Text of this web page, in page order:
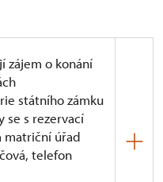
zájem o konání
státního zámku
se s rezervací
matriční úřad
telefon